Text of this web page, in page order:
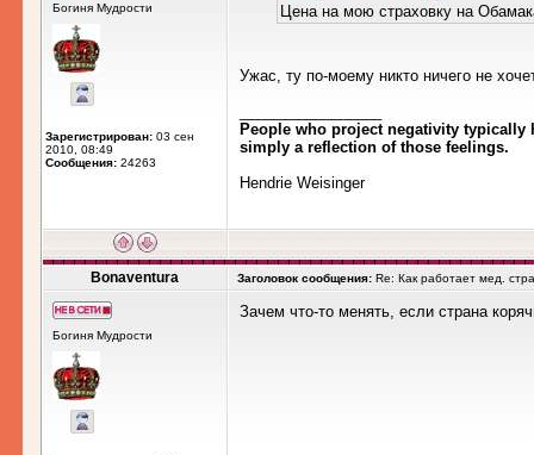
Богиня Мудрости
Зарегистрирован: 03 сен
2010, 08:49
Сообщения: 24263
Цена на мою страховку на
Ужас, ту по-моему никто ничего не
People who project negativity typically
simply a reflection of those feelings.
Hendrie Weisinger
Bonaventura Заголовок сообщения: Re: Как работает мед.
Богиня Мудрости
Зачем что-то менять, если страна